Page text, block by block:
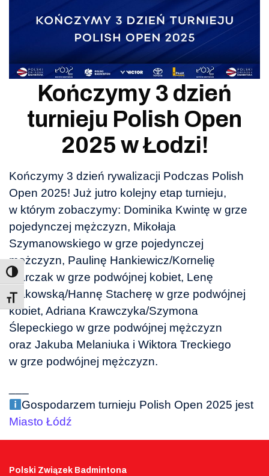
Toggle Font size
Kończymy 3 dzień
turnieju Polish Open
2025 w Łodzi!
Kończymy 3 dzień rywalizacji Podczas Polish
Open 2025! Już jutro kolejny etap turnieju,
w którym zobaczymy: Dominika Kwintę w grze
pojedynczej mężczyzn, Mikołaja
Szymanowskiego w grze pojedynczej
mężczyzn, Paulinę Hankiewicz/Kornelię
Marczak w grze podwójnej kobiet, Lenę
Makowską/Hannę Stacherę w grze podwójnej
kobiet, Adriana Krawczyka/Szymona
Ślepeckiego w grze podwójnej mężczyzn
oraz Jakuba Melaniuka i Wiktora Treckiego
w grze podwójnej mężczyzn.
Gospodarzem turnieju Polish Open 2025 jest
Miasto Łódź
Polski Związek Badmintona